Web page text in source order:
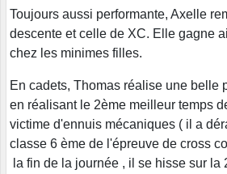
Toujours aussi performante, Axelle
descente et celle de XC. Elle gagne
chez les minimes filles.
En cadets, Thomas réalise une belle
en réalisant le 2ème meilleur temps
victime d'ennuis mécaniques ( il a
classe 6 ème de l'épreuve de cross
la fin de la journée , il se hisse sur la